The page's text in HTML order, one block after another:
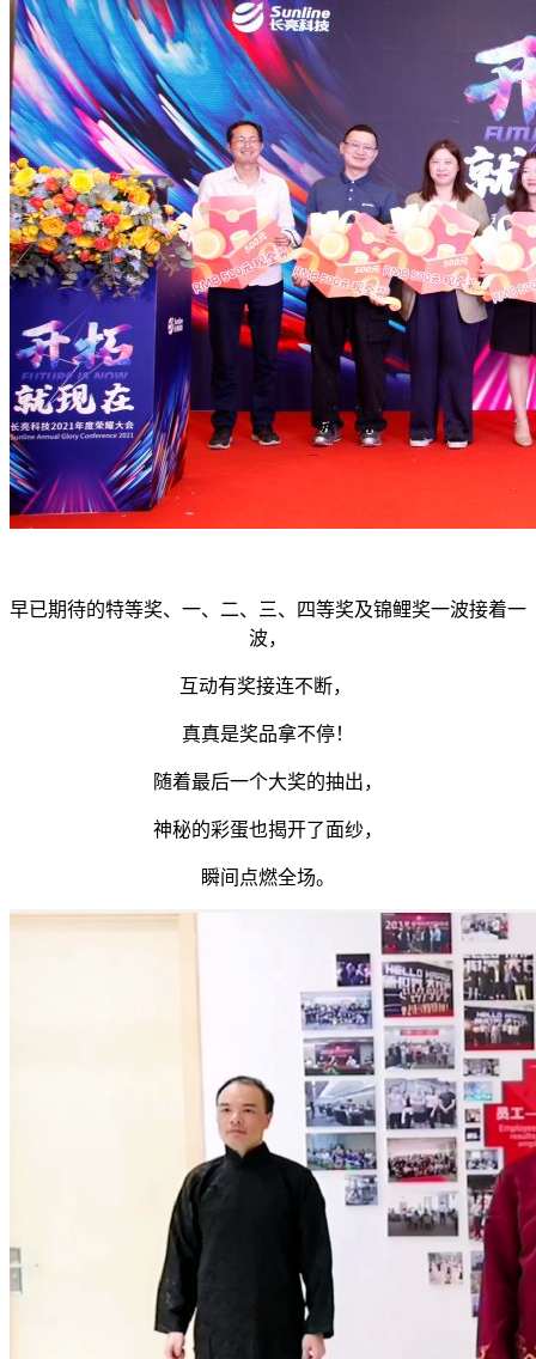
早已期待的特等奖、一、二、三、四等奖及锦鲤奖一波接着一
波，
互动有奖接连不断，
真真是奖品拿不停！
随着最后一个大奖的抽出，
神秘的彩蛋也揭开了面纱，
瞬间点燃全场。